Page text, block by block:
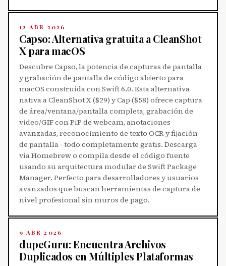
12 ABR 2026
Capso: Alternativa gratuita a CleanShot
X para macOS
Descubre Capso, la potencia de capturas de pantalla
y grabación de pantalla de código abierto para
macOS construida con Swift 6.0. Esta alternativa
nativa a CleanShot X ($29) y Cap ($58) ofrece captura
de área/ventana/pantalla completa, grabación de
video/GIF con PiP de webcam, anotaciones
avanzadas, reconocimiento de texto OCR y fijación
de pantalla - todo completamente gratis. Descarga
vía Homebrew o compila desde el código fuente
usando su arquitectura modular de Swift Package
Manager. Perfecto para desarrolladores y usuarios
avanzados que buscan herramientas de captura de
nivel profesional sin muros de pago.
9 ABR 2026
dupeGuru: Encuentra Archivos
Duplicados en Múltiples Plataformas